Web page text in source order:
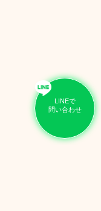
LINEで
問い合わせ